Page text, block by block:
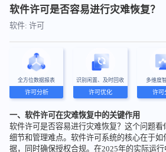
软件许可是否容易进行灾难恢复？
软件: 许可
全方位数据报表
许可分析
识别闲置、及时回收
许可优化
多维度
许可
一、软件许可在灾难恢复中的关键作用
软件许可是否容易进行灾难恢复？这个问题
细节和管理难点。软件许可系统的核心在于
据，同时确保授权合规。在2025年的实际运